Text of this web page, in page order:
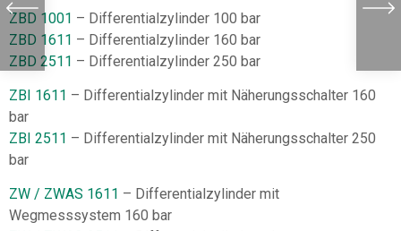
ZBD 1001 – Differentialzylinder 100 bar
ZBD 1611 – Differentialzylinder 160 bar
ZBD 2511 – Differentialzylinder 250 bar
ZBI 1611 – Differentialzylinder mit Näherungsschalter 160
bar
ZBI 2511 – Differentialzylinder mit Näherungsschalter 250
bar
ZW / ZWAS 1611 – Differentialzylinder mit
Wegmesssystem 160 bar